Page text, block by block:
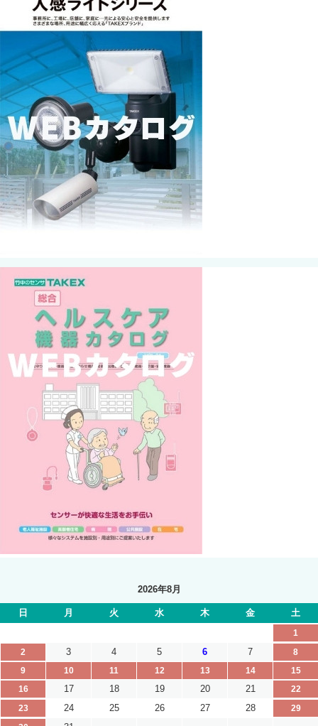
2026年8月
日 月 火 水 木 金 土
1
2
3 4 5 6 7
8
9
10 11 12 13 14
15
16
17 18 19 20 21
22
23
24 25 26 27 28
29